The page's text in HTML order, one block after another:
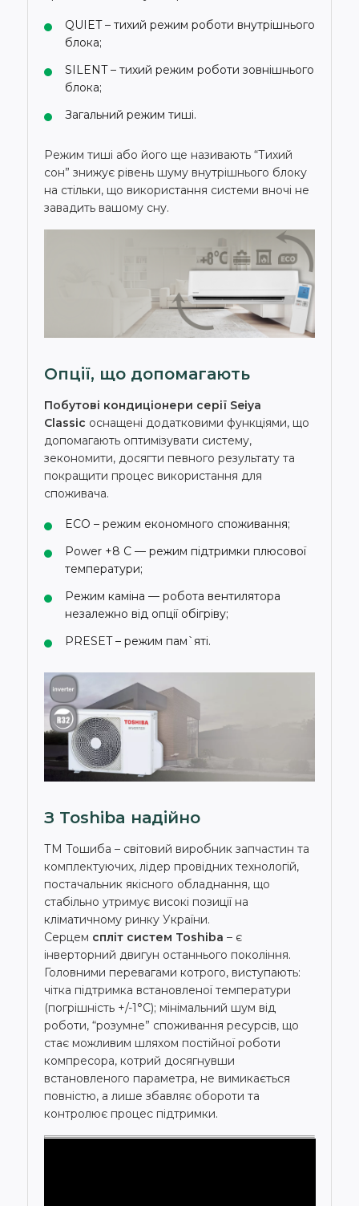
QUIET – тихий режим роботи внутрішнього
блока;
SILENT – тихий режим роботи зовнішнього
блока;
Загальний режим тиші.
Режим тиші або його ще називають “Тихий
сон” знижує рівень шуму внутрішнього блоку
на стільки, що використання системи вночі не
завадить вашому сну.
Опції, що допомагають
Побутові кондиціонери серії Seiya
Classic оснащені додатковими функціями, що
допомагають оптимізувати систему,
зекономити, досягти певного результату та
покращити процес використання для
споживача.
ECO – режим економного споживання;
Power +8 С — режим підтримки плюсової
температури;
Режим каміна — робота вентилятора
незалежно від опції обігріву;
PRESET – режим пам`яті.
З Toshiba надійно
ТМ Тошиба – світовий виробник запчастин та
комплектуючих, лідер провідних технологій,
постачальник якісного обладнання, що
стабільно утримує високі позиції на
кліматичному ринку України.
Серцем спліт систем Toshiba – є
інверторний двигун останнього покоління.
Головними перевагами котрого, виступають:
чітка підтримка встановленої температури
(погрішність +/-1°С); мінімальний шум від
роботи, “розумне” споживання ресурсів, що
стає можливим шляхом постійної роботи
компресора, котрий досягнувши
встановленого параметра, не вимикається
повністю, а лише збавляє обороти та
контролює процес підтримки.